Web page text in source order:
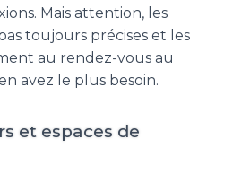
Mais attention, les
toujours précises et les
au rendez-vous au
avez le plus besoin.
et espaces de